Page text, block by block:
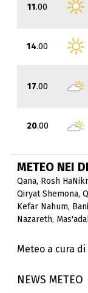
11.00
14.00
17.00
20.00
METEO NEI
Qana, Rosh
Qiryat Shemona,
Kefar Nahum,
Nazareth,
Meteo a cura di
NEWS METEO